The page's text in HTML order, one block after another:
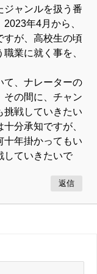
ジャンルを扱う番
年4月から、
すが、高校生の頃
業に就く事を、
て、ナレーターの
その間に、チャン
挑戦していきたい
分承知ですが、
十年掛かってもい
していきたいで
返信